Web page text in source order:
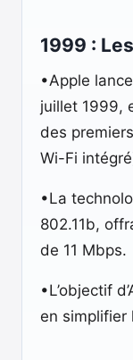
1999 :
•Apple
juillet 1999,
des
Wi-Fi
•La
802.11b,
de 11 Mbps.
•L’objectif
en simplifier